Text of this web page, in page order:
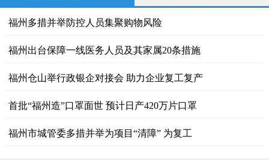
福州多措并举防控人员集聚购物风险
福州出台保障一线医务人员及其家属20条措施
福州仓山举行政银企对接会 助力企业复工复产
首批“福州造”口罩面世 预计日产420万片口罩
福州市城管委多措并举为项目“清障” 为复工